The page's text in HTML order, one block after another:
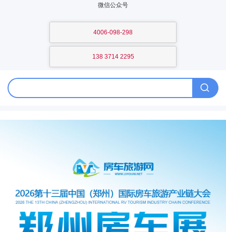
微信公众号
4006-098-298
138 3714 2295